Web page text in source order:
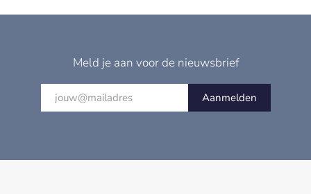
Meld je aan voor de nieuwsbrief
Aanmelden